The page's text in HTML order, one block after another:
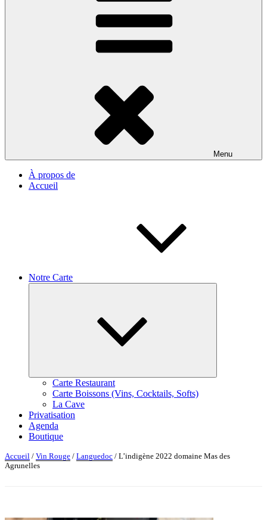
Menu
À propos de
Accueil
Notre Carte
Carte Restaurant
Carte Boissons (Vins, Cocktails, Softs)
La Cave
Privatisation
Agenda
Boutique
Accueil / Vin Rouge / Languedoc / L’indigène 2022 domaine Mas des
Agrunelles